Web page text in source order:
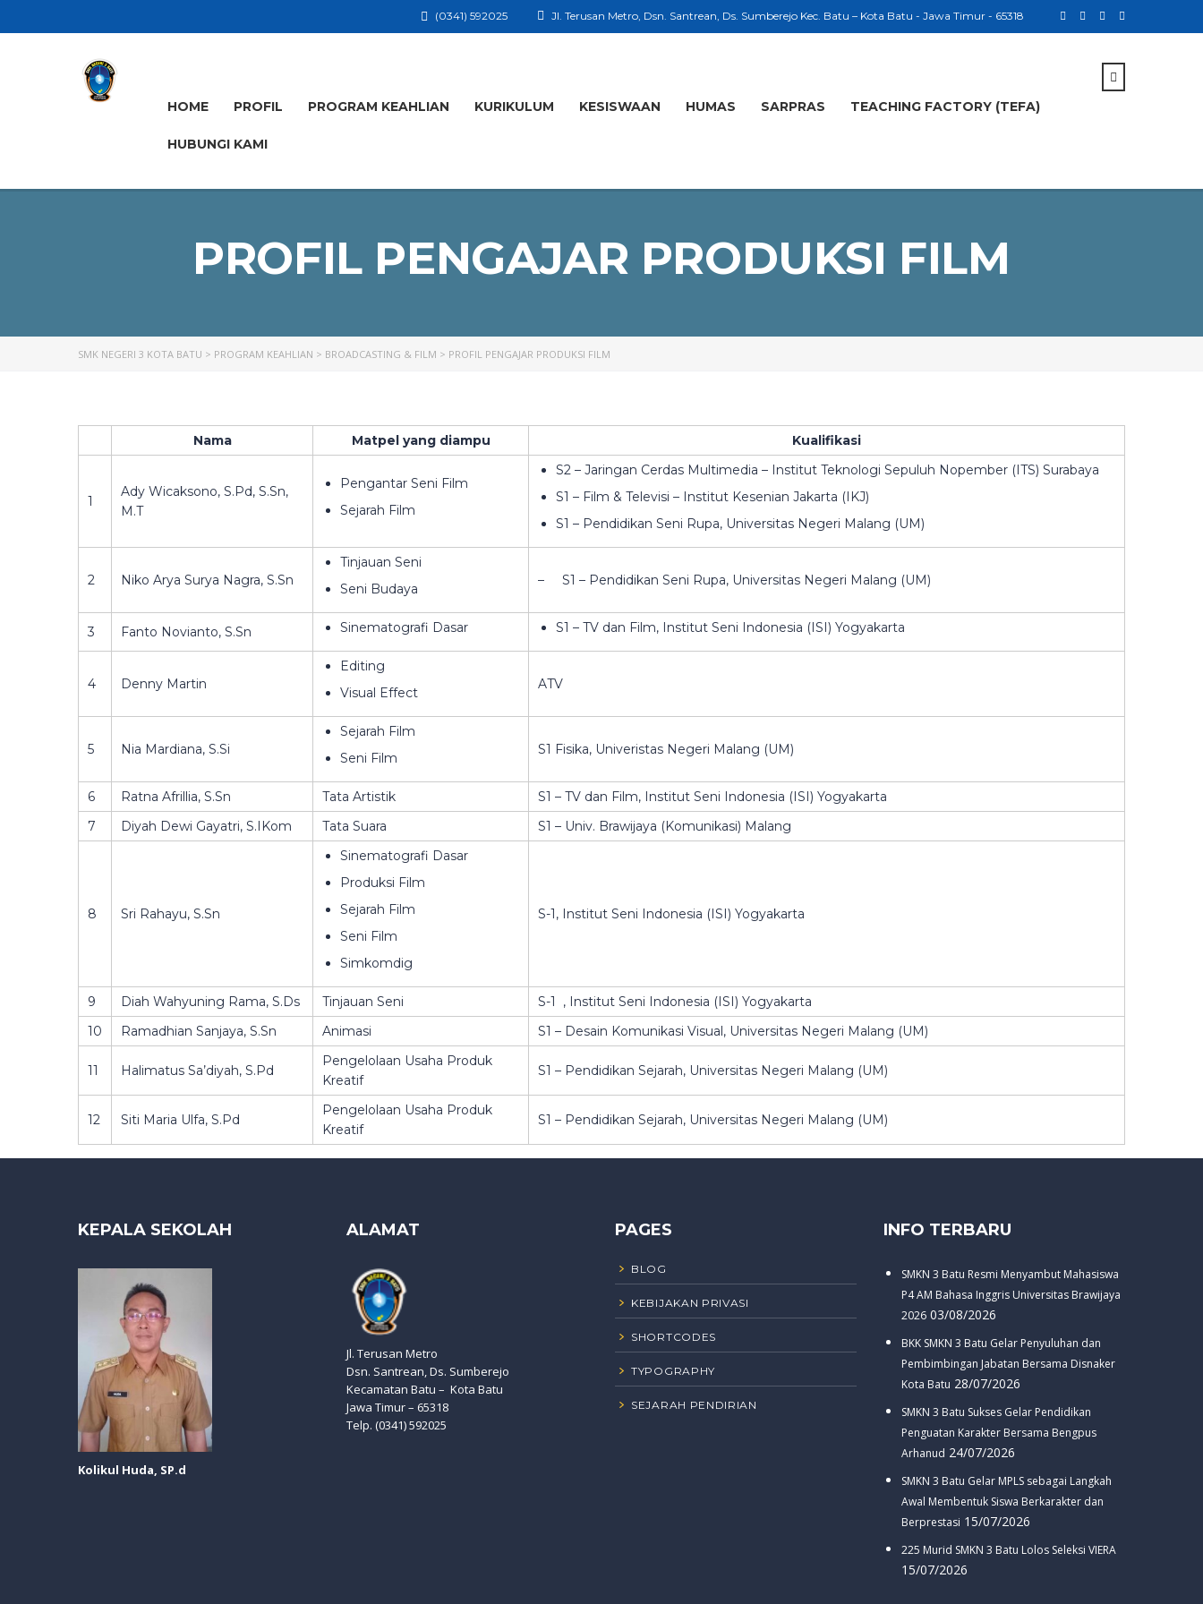
Jl. Terusan Metro, Dsn. Santrean, Ds. Sumberejo Kec. Batu – Kota Batu - Jawa Timur - 65318
(0341) 592025
HOME PROFIL PROGRAM KEAHLIAN KURIKULUM KESISWAAN HUMAS SARPRAS TEACHING FACTORY (TEFA)
HUBUNGI KAMI
PROFIL PENGAJAR PRODUKSI FILM
SMK NEGERI 3 KOTA BATU > PROGRAM KEAHLIAN > BROADCASTING & FILM > PROFIL PENGAJAR PRODUKSI FILM
Nama Matpel yang diampu Kualifikasi
1
Ady Wicaksono, S.Pd, S.Sn,
M.T
Pengantar Seni Film
Sejarah Film
S2 – Jaringan Cerdas Multimedia – Institut Teknologi Sepuluh Nopember (ITS) Surabaya
S1 – Film & Televisi – Institut Kesenian Jakarta (IKJ)
S1 – Pendidikan Seni Rupa, Universitas Negeri Malang (UM)
2 Niko Arya Surya Nagra, S.Sn
Tinjauan Seni
Seni Budaya
– S1 – Pendidikan Seni Rupa, Universitas Negeri Malang (UM)
3 Fanto Novianto, S.Sn Sinematografi Dasar S1 – TV dan Film, Institut Seni Indonesia (ISI) Yogyakarta
4 Denny Martin
Editing
Visual Effect
ATV
5 Nia Mardiana, S.Si
Sejarah Film
Seni Film
S1 Fisika, Univeristas Negeri Malang (UM)
6 Ratna Afrillia, S.Sn Tata Artistik
S1 – TV dan Film, Institut Seni Indonesia (ISI) Yogyakarta
7
Diyah Dewi Gayatri, S.IKom Tata Suara S1 – Univ. Brawijaya (Komunikasi) Malang
8 Sri Rahayu, S.Sn
Sinematografi Dasar
Produksi Film
Sejarah Film
Seni Film
Simkomdig
S-1, Institut Seni Indonesia (ISI) Yogyakarta
9 Diah Wahyuning Rama, S.Ds Tinjauan Seni
S-1 , Institut Seni Indonesia (ISI) Yogyakarta
10
Ramadhian Sanjaya, S.Sn Animasi S1 – Desain Komunikasi Visual, Universitas Negeri Malang (UM)
11 Halimatus Sa’diyah, S.Pd
Pengelolaan Usaha Produk
Kreatif
S1 – Pendidikan Sejarah, Universitas Negeri Malang (UM)
12 Siti Maria Ulfa, S.Pd
Pengelolaan Usaha Produk
Kreatif
S1 – Pendidikan Sejarah, Universitas Negeri Malang (UM)
KEPALA SEKOLAH
Kolikul Huda, SP.d
ALAMAT
Jl. Terusan Metro
Dsn. Santrean, Ds. Sumberejo
Kecamatan Batu – Kota Batu
Jawa Timur – 65318
Telp. (0341) 592025
PAGES
BLOG
KEBIJAKAN PRIVASI
SHORTCODES
TYPOGRAPHY
SEJARAH PENDIRIAN
INFO TERBARU
SMKN 3 Batu Resmi Menyambut Mahasiswa
P4 AM Bahasa Inggris Universitas Brawijaya
2026 03/08/2026
BKK SMKN 3 Batu Gelar Penyuluhan dan
Pembimbingan Jabatan Bersama Disnaker
Kota Batu 28/07/2026
SMKN 3 Batu Sukses Gelar Pendidikan
Penguatan Karakter Bersama Bengpus
Arhanud 24/07/2026
SMKN 3 Batu Gelar MPLS sebagai Langkah
Awal Membentuk Siswa Berkarakter dan
Berprestasi 15/07/2026
225 Murid SMKN 3 Batu Lolos Seleksi VIERA
15/07/2026